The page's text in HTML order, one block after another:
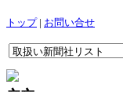
トップ| お問い合せ